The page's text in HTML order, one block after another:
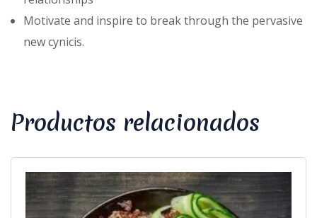
Motivate and inspire to break through the pervasive
new cynicis.
Productos relacionados